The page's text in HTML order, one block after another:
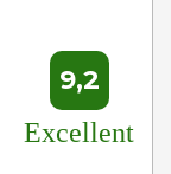
9,2
Excellent